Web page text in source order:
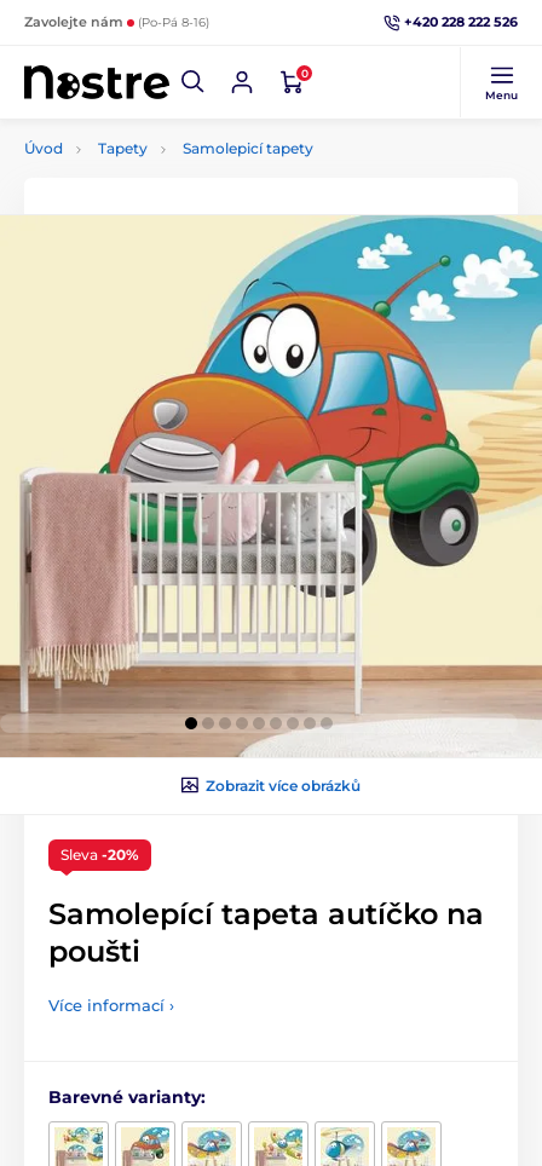
Zavolejte nám (Po-Pá 8-16) +420 228 222 526
0
Menu
Úvod Tapety Samolepicí tapety
Zobrazit více obrázků
Sleva -20%
Samolepící tapeta autíčko na
poušti
Více informací ›
Barevné varianty: